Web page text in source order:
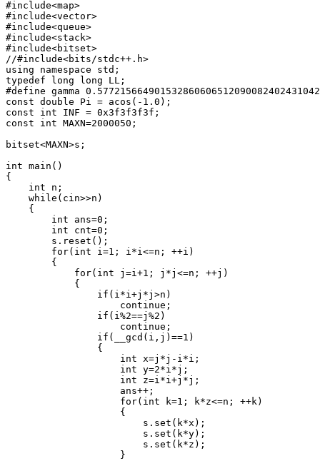
#include<map>
#include<vector>
#include<queue>
#include<stack>
#include<bitset>
//#include<bits/stdc++.h>
using namespace std;
typedef long long LL;
#define gamma
const double Pi = acos(-1.0);
const int INF = 0x3f3f3f3f;
const int MAXN=2000050;
bitset<MAXN>s;
int main()
{
    int n;
    while(cin>>n)
    {
        int ans=0;
        int cnt=0;
        s.reset();
        for(int i=1; i*i<=n; ++i)
        {
            for(int j=i+1; j*j<=n; ++j)
            {
                if(i*i+j*j>n)
                    continue;
                if(i%2==j%2)
                    continue;
                if(__gcd(i,j)==1)
                {
                    int x=j*j-i*i;
                    int y=2*i*j;
                    int z=i*i+j*j;
                    ans++;
                    for(int k=1; k*z<=n; ++k)
                    {
                        s.set(k*x);
                        s.set(k*y);
                        s.set(k*z);
                    }